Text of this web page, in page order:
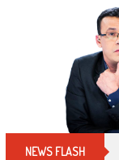
NEWS FLASH